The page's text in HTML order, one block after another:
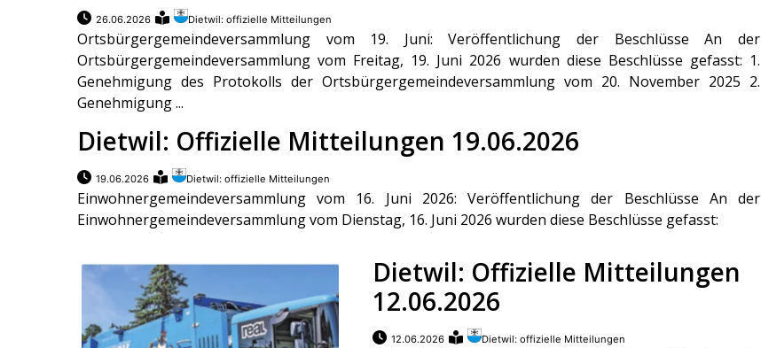
26.06.2026 Dietwil: offizielle Mitteilungen
Ortsbürgergemeindeversammlung vom 19. Juni: Veröffentlichung der Beschlüsse An der
Ortsbürgergemeindeversammlung vom Freitag, 19. Juni 2026 wurden diese Beschlüsse gefasst: 1.
Genehmigung des Protokolls der Ortsbürgergemeindeversammlung vom 20. November 2025 2.
Genehmigung ...
Dietwil: Offizielle Mitteilungen 19.06.2026
19.06.2026 Dietwil: offizielle Mitteilungen
Einwohnergemeindeversammlung vom 16. Juni 2026: Veröffentlichung der Beschlüsse An der
Einwohnergemeindeversammlung vom Dienstag, 16. Juni 2026 wurden diese Beschlüsse gefasst:
Dietwil: Offizielle Mitteilungen
12.06.2026
12.06.2026 Dietwil: offizielle Mitteilungen